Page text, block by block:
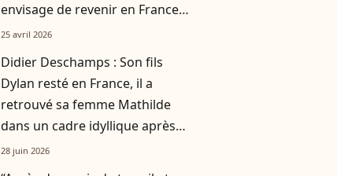
envisage de revenir en France
et explique pourquoi
25 avril 2026
Didier Deschamps : Son fils
Dylan resté en France, il a
retrouvé sa femme Mathilde
dans un cadre idyllique après
une période mouvementée
28 juin 2026